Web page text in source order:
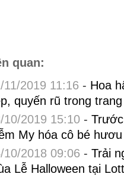
quan:
11/2019 11:16 - Hoa
quyến rũ trong
10/2019 15:10-
My hóa cô bé
10/2018 09:06 - Trải
Lễ Halloween tại